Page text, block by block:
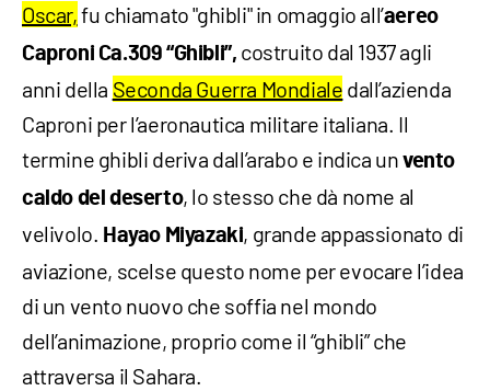
Oscar,fu chiamato "ghibli" in omaggio all’aereo
Caproni Ca.309 “Ghibli”, costruito dal 1937 agli
anni della Seconda Guerra Mondiale dall’azienda
Caproni per l’aeronautica militare italiana. Il
termine ghibli deriva dall’arabo e indica unvento
caldo del deserto, lo stesso che dà nome al
velivolo. Hayao Miyazaki, grande appassionato di
aviazione, scelse questo nome per evocare l’idea
di un vento nuovo che soffia nel mondo
dell’animazione, proprio come il “ghibli” che
attraversa il Sahara.